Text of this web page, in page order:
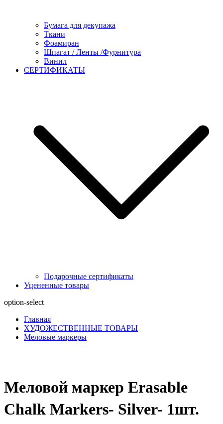
Бумага для декупажа
Ткани
Фоамиран
Шпагат / Ленты /Фурнитура
Винил
СЕРТИФИКАТЫ
Подарочные сертификаты
Уцененные товары
option-select
Главная
ХУДОЖЕСТВЕННЫЕ ТОВАРЫ
Меловые маркеры
Меловой маркер Erasable
Chalk Markers- Silver- 1шт.